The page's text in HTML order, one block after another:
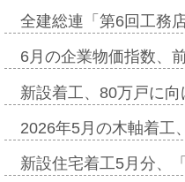
全建総連「第6回工務
6月の企業物価指数、
新設着工、80万戸に
2026年5月の木軸着工
新設住宅着工5月分、